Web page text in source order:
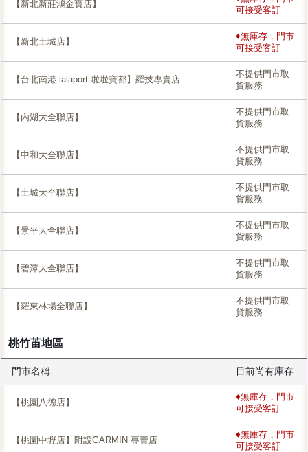
【新北新莊鴻金寶店】
可接受客訂
【新北土城店】
♦無庫存，門市
可接受客訂
【台北南港 lalaport-啦啦寶都】羅技專賣店
不提供門市取
貨服務
【內湖大全聯店】
不提供門市取
貨服務
【中和大全聯店】
不提供門市取
貨服務
【土城大全聯店】
不提供門市取
貨服務
【景平大全聯店】
不提供門市取
貨服務
【碧潭大全聯店】
不提供門市取
貨服務
【羅東林場全聯店】
不提供門市取
貨服務
桃竹苖地區
門市名稱 目前尚有庫存
【桃園八德店】
♦無庫存，門市
可接受客訂
【桃園中壢店】附設GARMIN 專賣店
♦無庫存，門市
可接受客訂